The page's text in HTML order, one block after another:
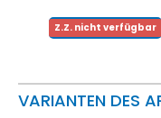
Z.Z. nicht verfügbar
VARIANTEN DES